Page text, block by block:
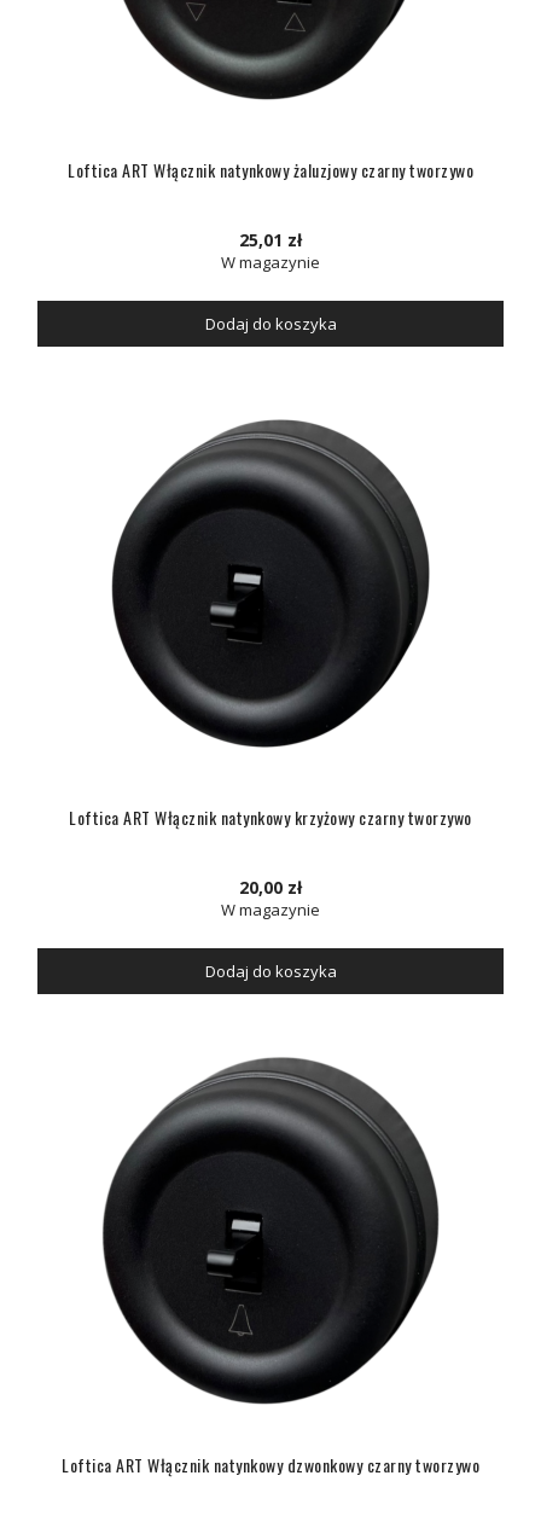
Loftica ART Włącznik natynkowy żaluzjowy czarny tworzywo
25,01 zł
W magazynie
Dodaj do koszyka
Loftica ART Włącznik natynkowy krzyżowy czarny tworzywo
20,00 zł
W magazynie
Dodaj do koszyka
Loftica ART Włącznik natynkowy dzwonkowy czarny tworzywo